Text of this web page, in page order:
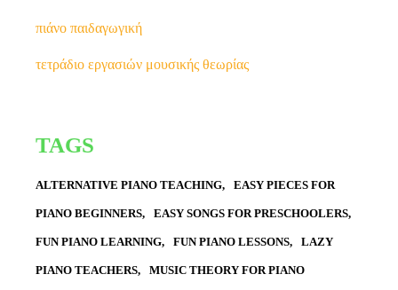
πιάνο παιδαγωγική
τετράδιο εργασιών μουσικής θεωρίας
TAGS
ALTERNATIVE PIANO TEACHING EASY PIECES FOR
PIANO BEGINNERS EASY SONGS FOR PRESCHOOLERS
FUN PIANO LEARNING FUN PIANO LESSONS LAZY
PIANO TEACHERS MUSIC THEORY FOR PIANO